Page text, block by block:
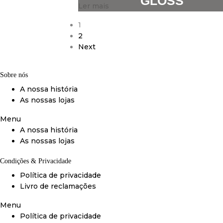
Ler mais
1
2
Next
Sobre nós
A nossa história
As nossas lojas
Menu
A nossa história
As nossas lojas
Condições & Privacidade
Política de privacidade
Livro de reclamações
Menu
Política de privacidade